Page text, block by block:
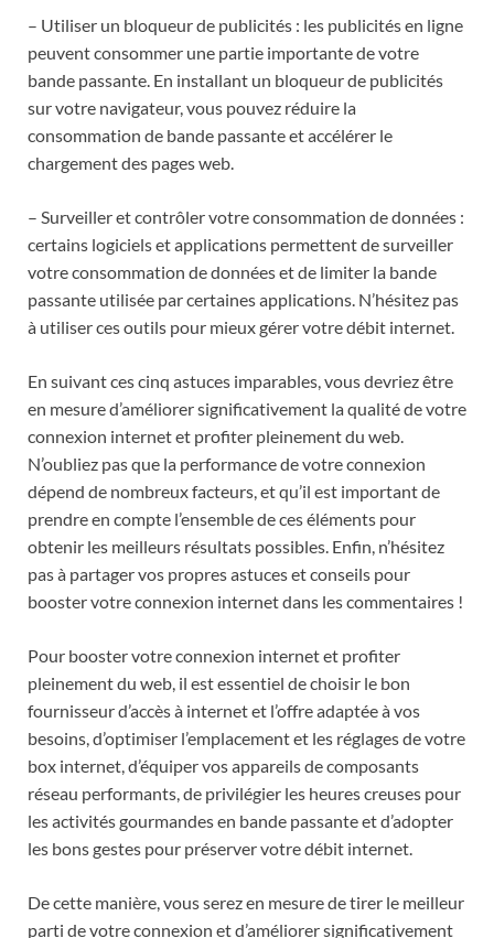
– Utiliser un bloqueur de publicités : les publicités en ligne
peuvent consommer une partie importante de votre
bande passante. En installant un bloqueur de publicités
sur votre navigateur, vous pouvez réduire la
consommation de bande passante et accélérer le
chargement des pages web.
– Surveiller et contrôler votre consommation de données :
certains logiciels et applications permettent de surveiller
votre consommation de données et de limiter la bande
passante utilisée par certaines applications. N’hésitez pas
à utiliser ces outils pour mieux gérer votre débit internet.
En suivant ces cinq astuces imparables, vous devriez être
en mesure d’améliorer significativement la qualité de votre
connexion internet et profiter pleinement du web.
N’oubliez pas que la performance de votre connexion
dépend de nombreux facteurs, et qu’il est important de
prendre en compte l’ensemble de ces éléments pour
obtenir les meilleurs résultats possibles. Enfin, n’hésitez
pas à partager vos propres astuces et conseils pour
booster votre connexion internet dans les commentaires !
Pour booster votre connexion internet et profiter
pleinement du web, il est essentiel de choisir le bon
fournisseur d’accès à internet et l’offre adaptée à vos
besoins, d’optimiser l’emplacement et les réglages de votre
box internet, d’équiper vos appareils de composants
réseau performants, de privilégier les heures creuses pour
les activités gourmandes en bande passante et d’adopter
les bons gestes pour préserver votre débit internet.
De cette manière, vous serez en mesure de tirer le meilleur
parti de votre connexion et d’améliorer significativement